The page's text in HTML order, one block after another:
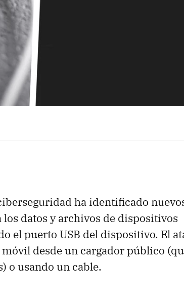
ha identificado
datos y archivos de dispositivos
el puerto USB del dispositivo. El
desde un cargador público
o usando un cable.